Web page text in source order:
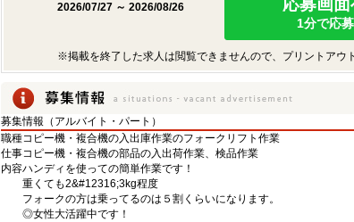
2026/07/27 ～ 2026/08/26
応募画
1分で応
※掲載を終了した求人は閲覧できませんので、プリントアウ
募集情報（アルバイト・パート）
職種コピー機・複合機の入出庫作業のフォークリフト作業
仕事
内容
コピー機・複合機の部品の入出荷作業、検品作業
ハンディを使っての簡単作業です！
重くても2&#12316;3kg程度
フォークの方は乗ってるのは５割くらいになります。
◎女性大活躍中です！